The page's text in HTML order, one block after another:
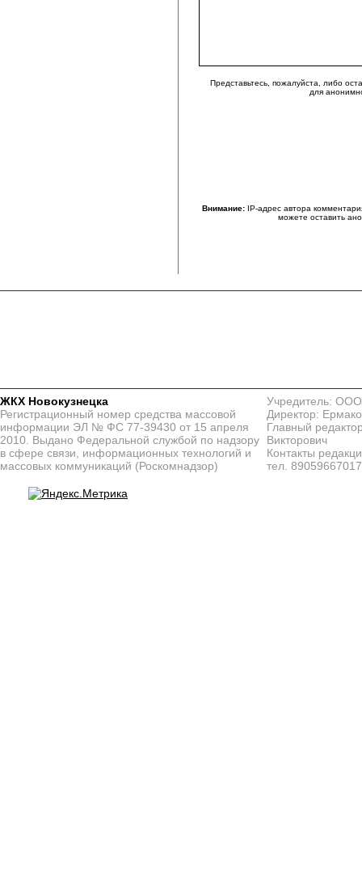
Представьтесь, пожалуйста, либо
для
Внимание:IP-адрес автора
можете оставить
ЖКХ Новокузнецка
Регистрационный номер средства массовой
информации ЭЛ № ФС 77-39430 от 15 апреля
2010. Выдано Федеральной службой по надзору
в сфере связи, информационных технологий и
массовых коммуникаций (Роскомнадзор)
Учредитель:
Директор:
Главный
Викторович
Контакты
тел. 89059667017